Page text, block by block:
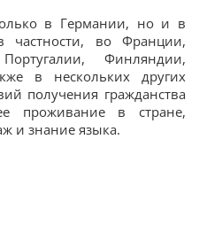
в Германии, но и в
частности, во Франции,
Финляндии,
в нескольких других
получения гражданства
проживание в стране,
и знание языка.